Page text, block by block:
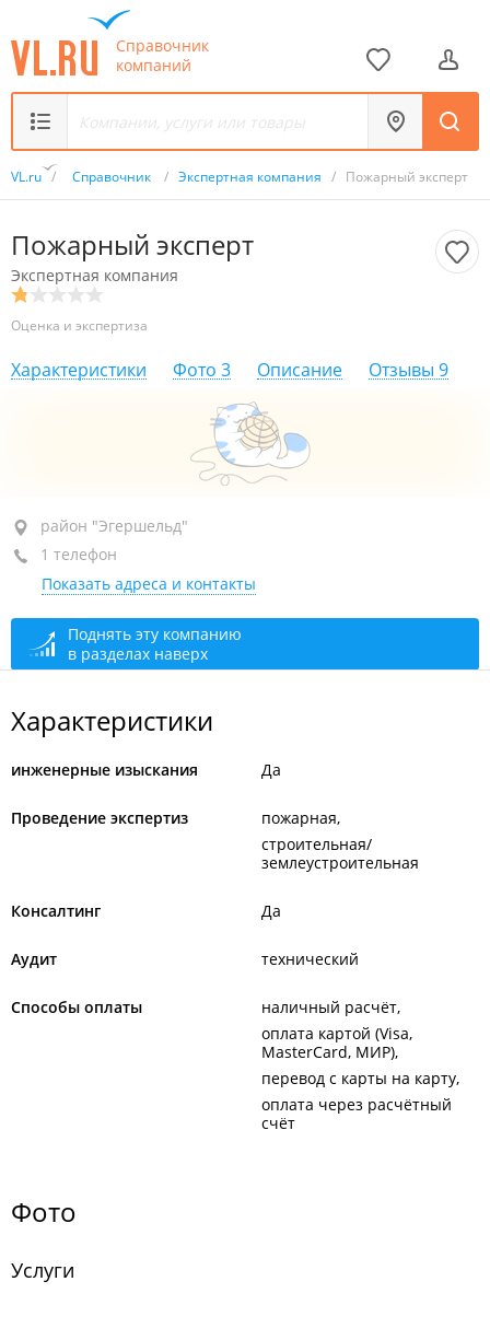
Справочник
компаний
VL.ru / Справочник / Экспертная компания / Пожарный эксперт
Пожарный эксперт
Экспертная компания
Оценка и экспертиза
Характеристики Фото 3 Описание Отзывы 9
район "Эгершельд", ул. Леонова, 66
оф. 9
+7 966 277-77-73
сегодня закрыто
район "Эгершельд"
1 телефон
Показать адреса и контакты
Поднять эту компанию
в разделах наверх
Характеристики
инженерные изыскания Да
Проведение экспертиз
пожарная
строительная/
землеустроительная
Консалтинг Да
Аудит технический
Способы оплаты
наличный расчёт
оплата картой (Visa,
MasterCard, МИР)
перевод с карты на карту
оплата через расчётный
счёт
Фото
Услуги